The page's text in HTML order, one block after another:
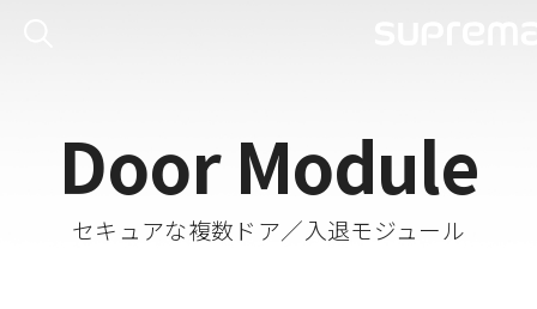
Door Module
セキュアな複数ドア／入退モジュール